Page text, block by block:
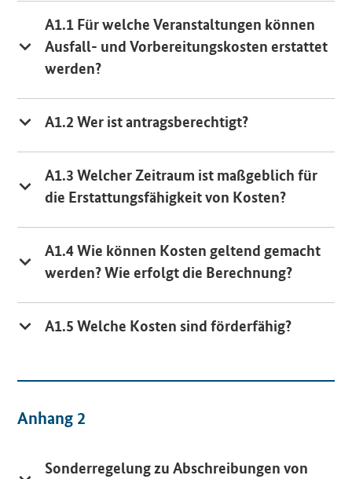
A1.1 Für welche Veranstaltungen können
Ausfall- und Vorbereitungskosten erstattet
werden?
A1.2 Wer ist antragsberechtigt?
A1.3 Welcher Zeitraum ist maßgeblich für
die Erstattungsfähigkeit von Kosten?
A1.4 Wie können Kosten geltend gemacht
werden? Wie erfolgt die Berechnung?
A1.5 Welche Kosten sind förderfähig?
Anhang 2
Sonderregelung zu Abschreibungen von